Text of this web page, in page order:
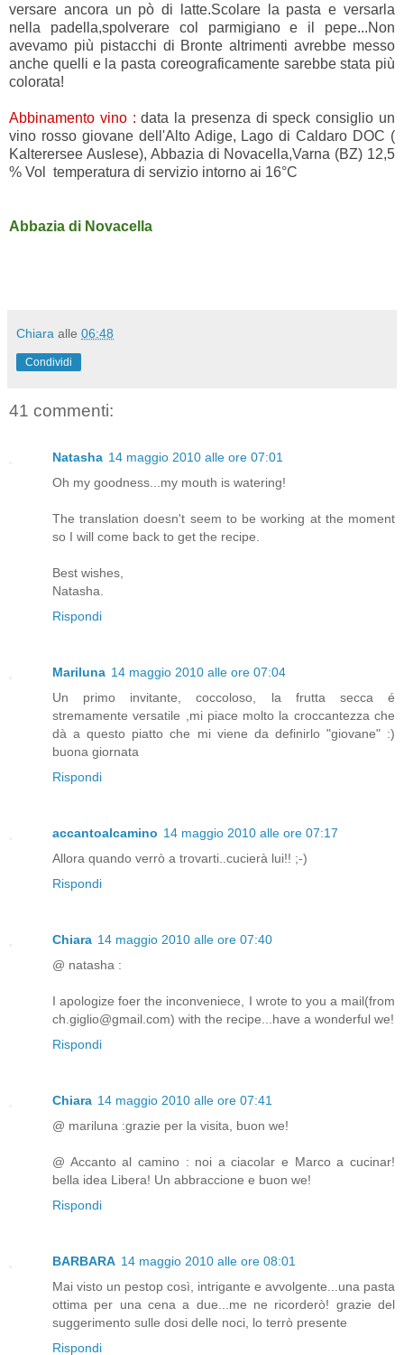
versare ancora un pò di latte.Scolare la pasta e versarla
nella padella,spolverare col parmigiano e il pepe...Non
avevamo più pistacchi di Bronte altrimenti avrebbe messo
anche quelli e la pasta coreograficamente sarebbe stata più
colorata!
Abbinamento vino : data la presenza di speck consiglio un
vino rosso giovane dell'Alto Adige, Lago di Caldaro DOC (
Kalterersee Auslese), Abbazia di Novacella,Varna (BZ) 12,5
% Vol temperatura di servizio intorno ai 16°C
Abbazia di Novacella
Chiara alle 06:48
Condividi
41 commenti:
Natasha 14 maggio 2010 alle ore 07:01
Oh my goodness...my mouth is watering!
The translation doesn't seem to be working at the moment
so I will come back to get the recipe.
Best wishes,
Natasha.
Rispondi
Mariluna 14 maggio 2010 alle ore 07:04
Un primo invitante, coccoloso, la frutta secca é
stremamente versatile ,mi piace molto la croccantezza che
dà a questo piatto che mi viene da definirlo "giovane" :)
buona giornata
Rispondi
accantoalcamino 14 maggio 2010 alle ore 07:17
Allora quando verrò a trovarti..cucierà lui!! ;-)
Rispondi
Chiara 14 maggio 2010 alle ore 07:40
@ natasha :
I apologize foer the inconveniece, I wrote to you a mail(from
ch.giglio@gmail.com) with the recipe...have a wonderful we!
Rispondi
Chiara 14 maggio 2010 alle ore 07:41
@ mariluna :grazie per la visita, buon we!
@ Accanto al camino : noi a ciacolar e Marco a cucinar!
bella idea Libera! Un abbraccione e buon we!
Rispondi
BARBARA 14 maggio 2010 alle ore 08:01
Mai visto un pestop così, intrigante e avvolgente...una pasta
ottima per una cena a due...me ne ricorderò! grazie del
suggerimento sulle dosi delle noci, lo terrò presente
Rispondi